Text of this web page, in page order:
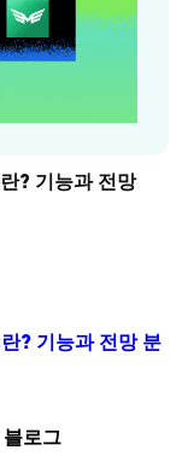
? 기능과 전망
? 기능과 전망 분
로그